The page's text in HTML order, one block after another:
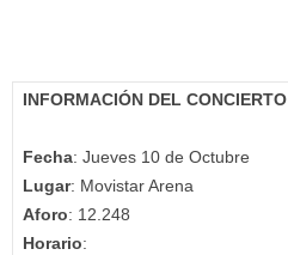
INFORMACIÓN DEL CONCIERTO
Fecha: Jueves 10 de Octubre
Lugar: Movistar Arena
Aforo: 12.248
Horario: